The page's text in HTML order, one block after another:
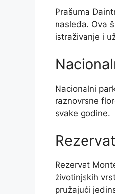
Prašuma
nasleđa. Ova
istraživanje i
Nacionalni
raznovrsne
svake godine.
Rezervat
životinjskih
pružajući